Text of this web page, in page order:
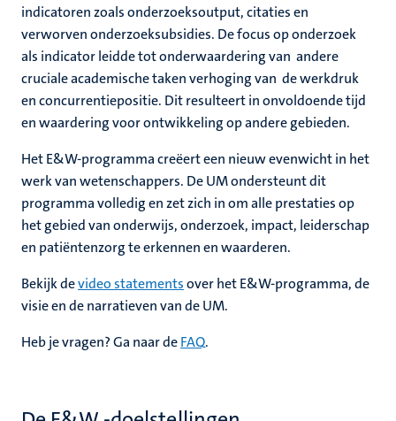
indicatoren zoals onderzoeksoutput, citaties en
verworven onderzoeksubsidies. De focus op onderzoek
als indicator leidde tot onderwaardering van andere
cruciale academische taken verhoging van de werkdruk
en concurrentiepositie. Dit resulteert in onvoldoende tijd
en waardering voor ontwikkeling op andere gebieden.
Het E&W-programma creëert een nieuw evenwicht in het
werk van wetenschappers. De UM ondersteunt dit
programma volledig en zet zich in om alle prestaties op
het gebied van onderwijs, onderzoek, impact, leiderschap
en patiëntenzorg te erkennen en waarderen.
Bekijk devideo statementsover het E&W-programma, de
visie en de narratieven van de UM.
Heb je vragen? Ga naar deFAQ.